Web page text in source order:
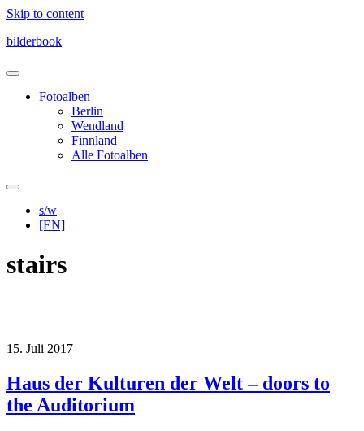
Skip to content
bilderbook
Fotoalben
Berlin
Wendland
Finnland
Alle Fotoalben
s/w
[EN]
stairs
15. Juli 2017
Haus der Kulturen der Welt – doors to
the Auditorium